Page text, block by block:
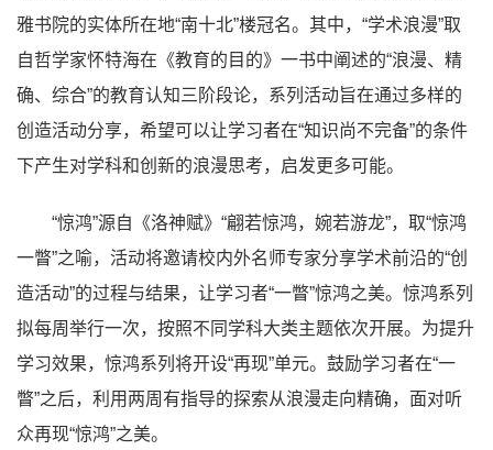
雅书院的实体所在地“南十北”楼冠名。其中，“学术浪漫”取
自哲学家怀特海在《教育的目的》一书中阐述的“浪漫、精
确、综合”的教育认知三阶段论，系列活动旨在通过多样的
创造活动分享，希望可以让学习者在“知识尚不完备”的条件
下产生对学科和创新的浪漫思考，启发更多可能。
“惊鸿”源自《洛神赋》“翩若惊鸿，婉若游龙”，取“惊鸿
一瞥”之喻，活动将邀请校内外名师专家分享学术前沿的“创
造活动”的过程与结果，让学习者“一瞥”惊鸿之美。惊鸿系列
拟每周举行一次，按照不同学科大类主题依次开展。为提升
学习效果，惊鸿系列将开设“再现”单元。鼓励学习者在“一
瞥”之后，利用两周有指导的探索从浪漫走向精确，面对听
众再现“惊鸿”之美。